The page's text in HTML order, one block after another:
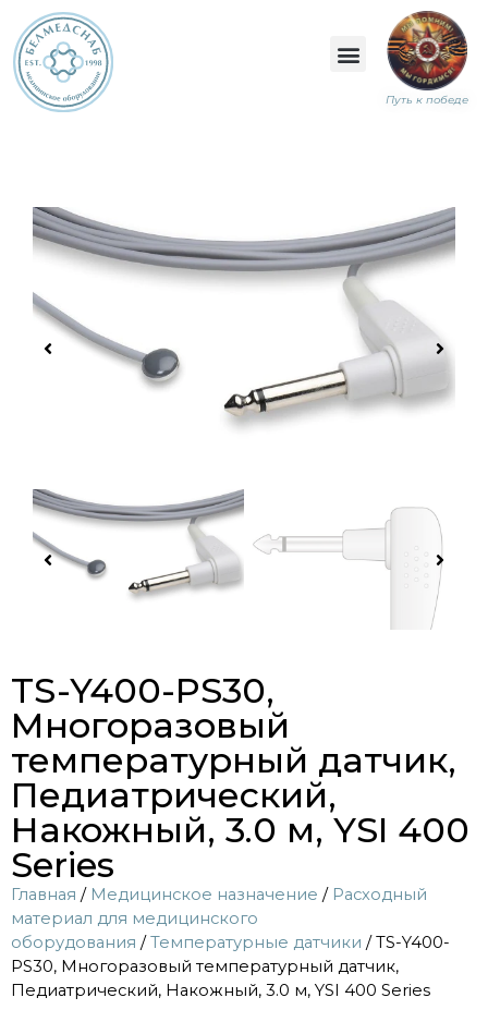
Путь к победе
TS-Y400-PS30,
Многоразовый
температурный датчик,
Педиатрический,
Накожный, 3.0 м, YSI 400
Series
Главная / Медицинское назначение / Расходный
материал для медицинского
оборудования /Температурные датчики / TS-Y400-
PS30, Многоразовый температурный датчик,
Педиатрический, Накожный, 3.0 м, YSI 400 Series